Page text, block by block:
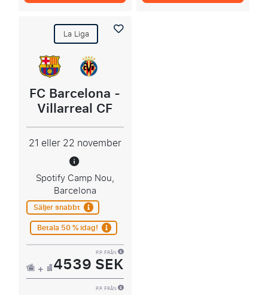
La Liga
FC Barcelona -
Villarreal CF
21 eller 22 november
Spotify Camp Nou,
Barcelona
Säljer snabbt
Betala 50 % idag!
P.P. FRÅN
4539 SEK
P.P. FRÅN